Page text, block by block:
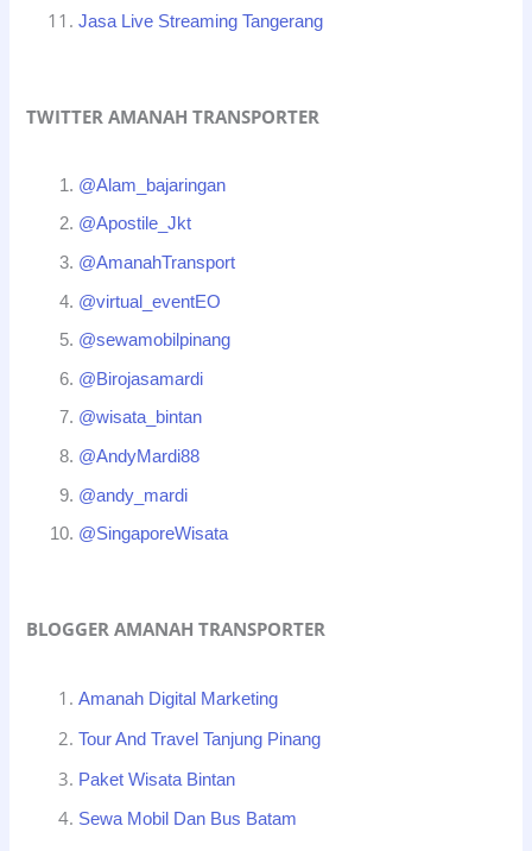
Jasa Live Streaming Tangerang
TWITTER AMANAH TRANSPORTER
@Alam_bajaringan
@Apostile_Jkt
@AmanahTransport
@virtual_eventEO
@sewamobilpinang
@Birojasamardi
@wisata_bintan
@AndyMardi88
@andy_mardi
@SingaporeWisata
BLOGGER AMANAH TRANSPORTER
Amanah Digital Marketing
Tour And Travel Tanjung Pinang
Paket Wisata Bintan
Sewa Mobil Dan Bus Batam